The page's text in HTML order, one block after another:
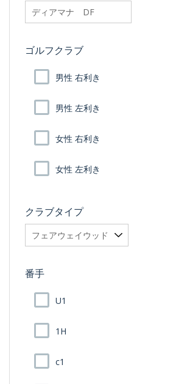
searchfilter_pro
ゴルフクラブ
男性 右利き
男性 左利き
女性 右利き
女性 左利き
クラブタイプ
番手
U1
1H
c1